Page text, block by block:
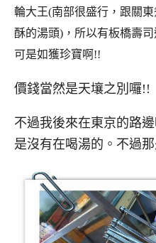
輪大王(南部很盛行，跟關
酥的湯頭)，所以有板橋壽
可是如獲珍寶啊!!
價錢當然是天壤之別囉!!
不過我後來在東京的路
是沒有在喝湯的。不過